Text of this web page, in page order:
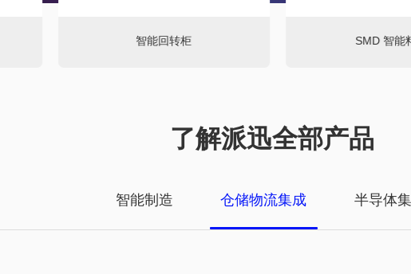
智能回转柜 SMD 智能
了解派迅全部产品
智能制造 仓储物流集成 半导体